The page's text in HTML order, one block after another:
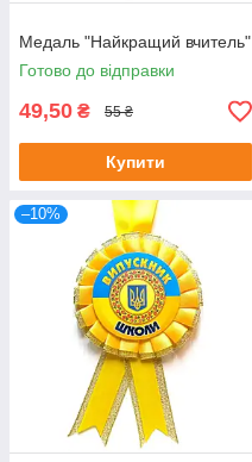
Медаль "Найкращий вчитель"
Готово до відправки
49,50 ₴ 55 ₴
Купити
–10%